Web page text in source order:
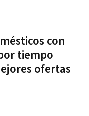
con
tiempo
ofertas